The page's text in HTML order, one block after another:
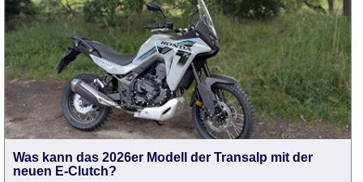
Was kann das 2026er Modell der Transalp mit der
neuen E-Clutch?